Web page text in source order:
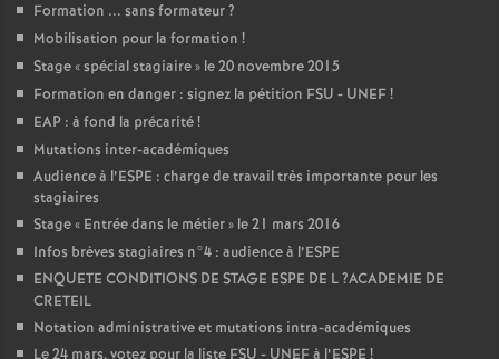
Formation ... sans formateur?
Mobilisation pour la formation !
Stage «spécial stagiaire» le 20 novembre 2015
Formation en danger : signez la pétition FSU - UNEF!
EAP : à fond la précarité!
Mutations inter-académiques
Audience à l’ESPE : charge de travail très importante pour les
stagiaires
Stage « Entrée dans le métier» le 21 mars 2016
Infos brèves stagiaires n°4 : audience à l’ESPE
ENQUETE CONDITIONS DE STAGE ESPE DE L?ACADEMIE DE
CRETEIL
Notation administrative et mutations intra-académiques